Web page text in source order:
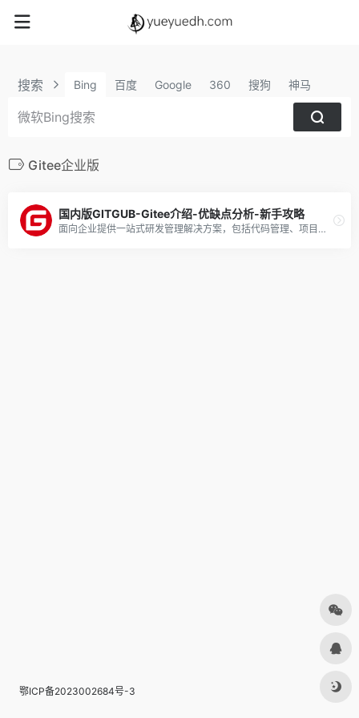
搜索 Bing 百度 Google 360 搜狗 神马
Gitee企业版
国内版GITGUB-Gitee介绍-优缺点分析-新手攻略
面向企业提供一站式研发管理解决方案，包括代码管理、项目管理、文档协作、测试管理、CICD、效能度量等多个模块，支持SaaS、私有化等多种部署方式，帮助企业有序规划和管理研发过程，提升研发效率和质量。
鄂ICP备2023002684号-3